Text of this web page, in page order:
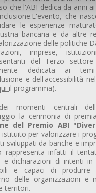
che l'ABI dedica da anni
che
le esperienze
bancaria e da altre
delle politiche
imprese,
del Terzo
dedicata ai
e dell'accessibilità
il programma).
momenti centrali
la cerimonia di
del Premio ABI
istituito per valorizzare i
sviluppati da banche e
rappresenta infatti il
e dichiarazioni di intenti in
e capaci di produrre
delle organizzazioni e
territori.